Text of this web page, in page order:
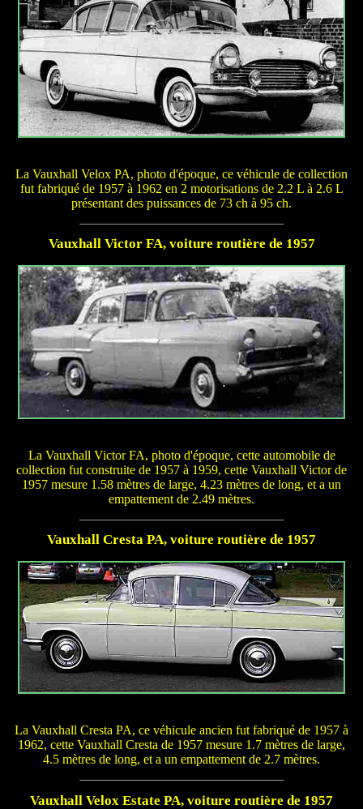
La Vauxhall Velox PA, photo d'époque, ce véhicule de collection
fut fabriqué de 1957 à 1962 en 2 motorisations de 2.2 L à 2.6 L
présentant des puissances de 73 ch à 95 ch.
Vauxhall Victor FA, voiture routière de 1957
La Vauxhall Victor FA, photo d'époque, cette automobile de
collection fut construite de 1957 à 1959, cette Vauxhall Victor de
1957 mesure 1.58 mètres de large, 4.23 mètres de long, et a un
empattement de 2.49 mètres.
Vauxhall Cresta PA, voiture routière de 1957
La Vauxhall Cresta PA, ce véhicule ancien fut fabriqué de 1957 à
1962, cette Vauxhall Cresta de 1957 mesure 1.7 mètres de large,
4.5 mètres de long, et a un empattement de 2.7 mètres.
Vauxhall Velox Estate PA, voiture routière de 1957